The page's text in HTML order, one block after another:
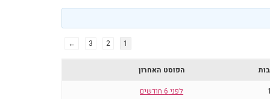
1
2
3
←
הפוסט האחרון
1 לפני 6 חודשים